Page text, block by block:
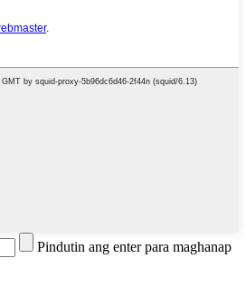
Pindutin ang enter para maghanap